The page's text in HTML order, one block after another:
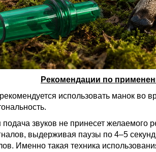
Рекомендации по
использовать манок во
звуков не принесет желаемого
выдерживая паузы по 4–5
Именно такая техника